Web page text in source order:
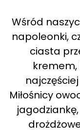
Wśród
napoleonki,
ciasta
Miłośnicy